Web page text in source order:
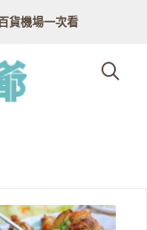
貨機場一次看